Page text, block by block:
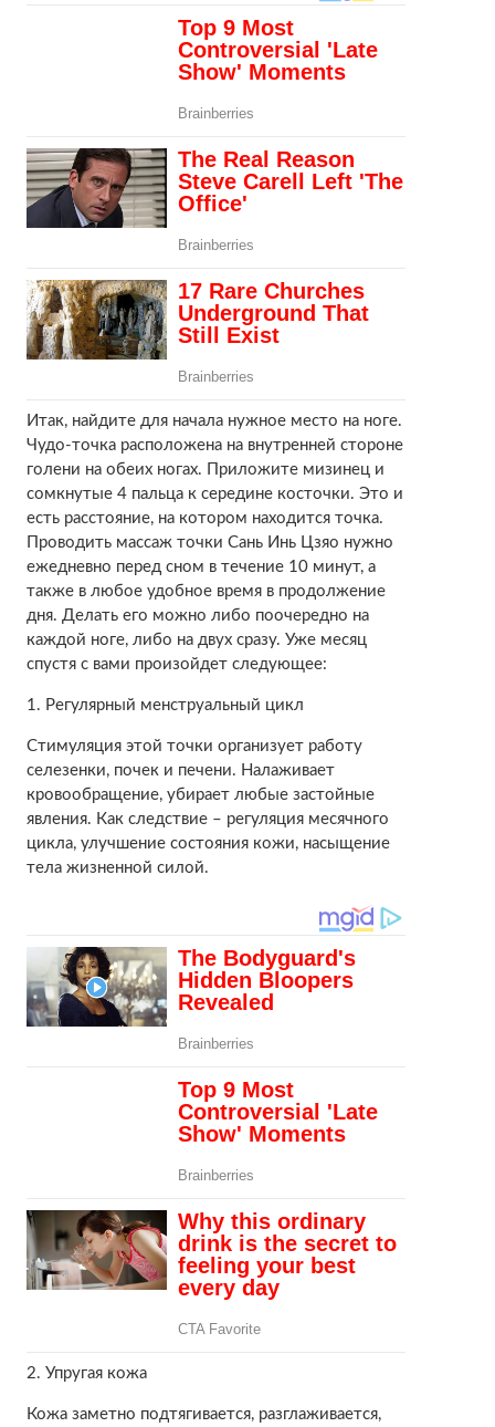
Итак, найдите для начала нужное место на ноге.
Чудо-точка расположена на внутренней стороне
голени на обеих ногах. Приложите мизинец и
сомкнутые 4 пальца к середине косточки. Это и
есть расстояние, на котором находится точка.
Проводить массаж точки Сань Инь Цзяо нужно
ежедневно перед сном в течение 10 минут, а
также в любое удобное время в продолжение
дня. Делать его можно либо поочередно на
каждой ноге, либо на двух сразу. Уже месяц
спустя с вами произойдет следующее:
1. Регулярный менструальный цикл
Стимуляция этой точки организует работу
селезенки, почек и печени. Налаживает
кровообращение, убирает любые застойные
явления. Как следствие – регуляция месячного
цикла, улучшение состояния кожи, насыщение
тела жизненной силой.
2. Упругая кожа
Кожа заметно подтягивается, разглаживается,